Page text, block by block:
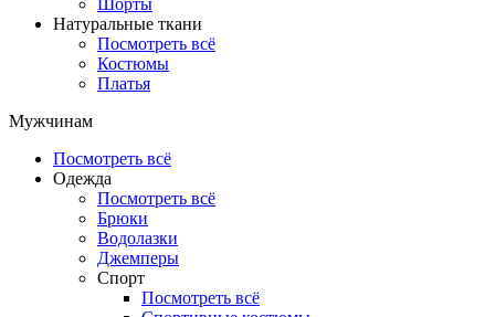
Натуральные ткани
Посмотреть всё
Костюмы
Платья
Мужчинам
Посмотреть всё
Одежда
Посмотреть всё
Брюки
Водолазки
Джемперы
Спорт
Посмотреть всё